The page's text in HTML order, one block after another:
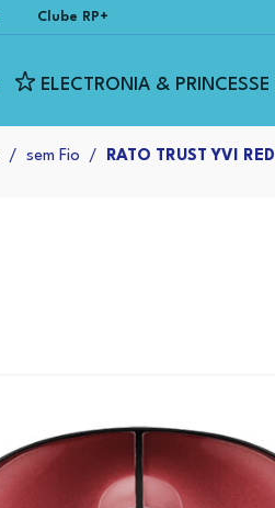
Clube RP+
ELECTRONIA & PRINCESSE
sem Fio RATO TRUST YVI RED